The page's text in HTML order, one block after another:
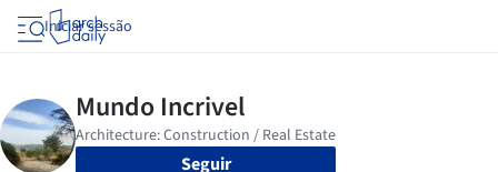
Iniciar sessão
Seguir